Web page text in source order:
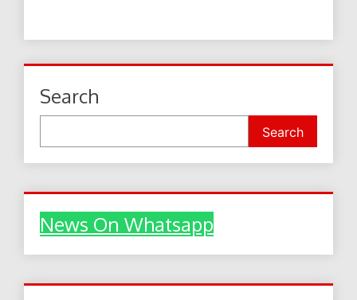
Search
Search
News On Whatsapp